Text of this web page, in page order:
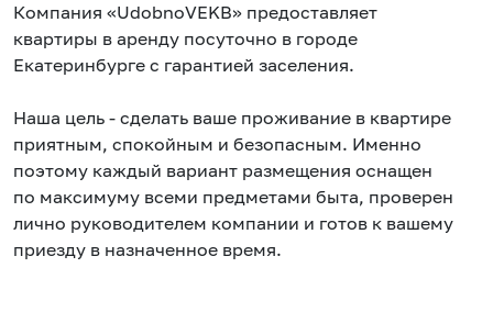
Компания «UdobnoVEKB» предоставляет
квартиры в аренду посуточно в городе
Екатеринбурге с гарантией заселения.
Наша цель - сделать ваше проживание в квартире
приятным, спокойным и безопасным. Именно
поэтому каждый вариант размещения оснащен
по максимуму всеми предметами быта, проверен
лично руководителем компании и готов к вашему
приезду в назначенное время.